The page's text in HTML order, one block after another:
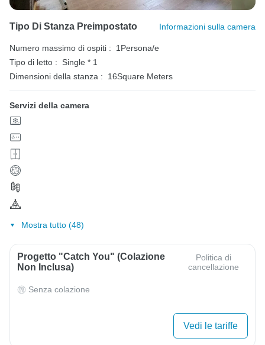
Tipo Di Stanza Preimpostato Informazioni sulla camera
Numero massimo di ospiti :
1Persona/e
Tipo di letto :
Single * 1
Dimensioni della stanza :
16Square Meters
Servizi della camera
Mostra tutto (48)
Progetto "Catch You" (colazione
Non Inclusa)
Politica di
cancellazione
Senza colazione
Vedi le tariffe